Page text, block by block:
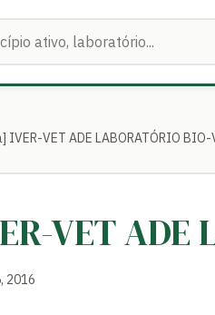
IVER-VET ADE LABORATÓRIO BIO-
VET ADE
2016